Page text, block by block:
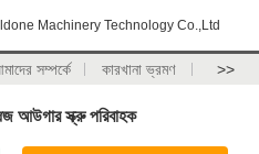
Machinery Technology Co.,Ltd
সম্পর্কে কারখানা ভ্রমণ >>
আউগার স্ক্রু পরিবাহক